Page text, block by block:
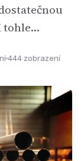
tohle…
444 zobrazení